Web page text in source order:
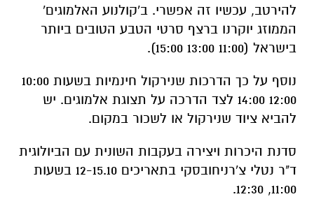
להירטב, עכשיו זה אפשרי. ב'קולנוע האלמוגים'
הממוזג יוקרנו ברצף סרטי הטבע הטובים ביותר
בישראל (11:00 13:00 15:00).
נוסף על כך הדרכות שנירקול חינמיות בשעות 10:00
12:00 14:00 לצד הדרכה על תצוגת אלמוגים. יש
להביא ציוד שנירקול או לשכור במקום.
סדנת היכרות ויצירה בעקבות השונית עם הביולוגית
ד"ר נטלי צ'רניחובסקי בתאריכים 12-15.10 בשעות
11:00, 12:30.